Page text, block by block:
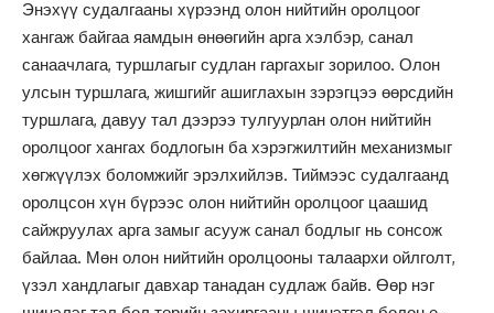
Энэхүү судалгааны хүрээнд олон нийтийн оролцоог
хангаж байгаа яамдын өнөөгийн арга хэлбэр, санал
санаачлага, туршлагыг судлан гаргахыг зорилоо. Олон
улсын туршлага, жишгийг ашиглахын зэрэгцээ өөрсдийн
туршлага, давуу тал дээрээ тулгуурлан олон нийтийн
оролцоог хангах бодлогын ба хэрэгжилтийн механизмыг
хөгжүүлэх боломжийг эрэлхийлэв. Тиймээс судалгаанд
оролцсон хүн бүрээс олон нийтийн оролцоог цаашид
сайжруулах арга замыг асууж санал бодлыг нь сонсож
байлаа. Мөн олон нийтийн оролцооны талаархи ойлголт,
үзэл хандлагыг давхар танадан судлаж байв. Өөр нэг